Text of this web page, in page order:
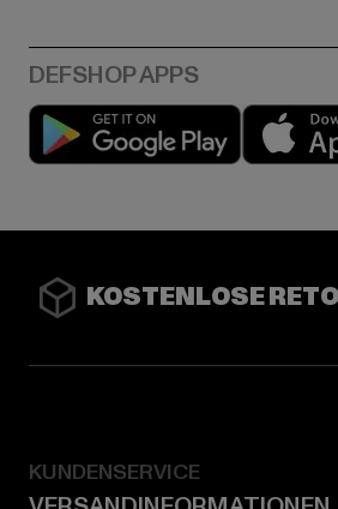
Play
KOSTENLOSE
KUNDENSERVICE